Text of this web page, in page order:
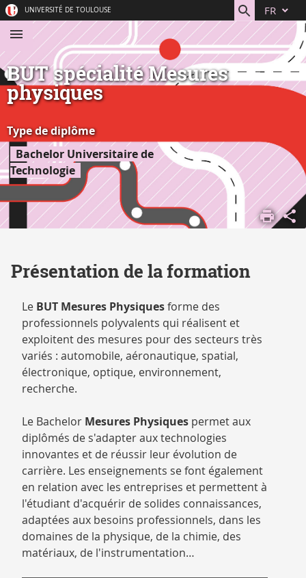
au
contenu
directs
UNIVERSITÉ DE TOULOUSE FR
BUT spécialité Mesures
physiques
Type de diplôme
Bachelor Universitaire de
Technologie
ACCUEIL
S'ORIENTER,
NOS
CATALOGUE
DES
FORMATIONS
Présentation de la formation
Le BUT Mesures Physiquesforme des
professionnels polyvalents qui réalisent et
exploitent des mesures pour des secteurs très
variés : automobile, aéronautique, spatial,
électronique, optique, environnement,
recherche.
Le Bachelor Mesures Physiques permet aux
diplômés de s'adapter aux technologies
innovantes et de réussir leur évolution de
carrière. Les enseignements se font également
en relation avec les entreprises et permettent à
l'étudiant d'acquérir de solides connaissances,
adaptées aux besoins professionnels, dans les
domaines de la physique, de la chimie, des
matériaux, de l'instrumentation…